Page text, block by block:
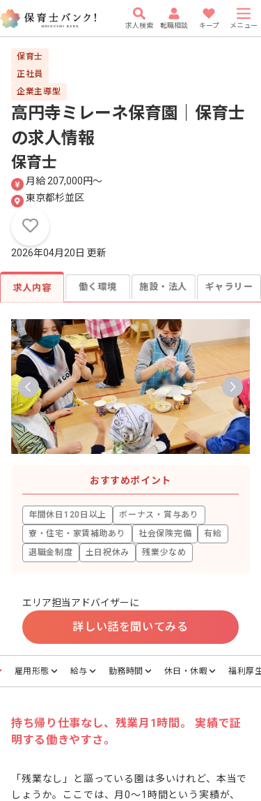
求人検索 転職相談 キープ メニュー
保育士
正社員
企業主導型
高円寺ミレーネ保育園｜保育士
の求人情報
保育士
月給 207,000円〜
東京都杉並区
2026年04月20日 更新
求人内容 働く環境 施設・法人 ギャラリー
おすすめポイント
年間休日120日以上
ボーナス・賞与あり
寮・住宅・家賃補助あり
社会保険完備
有給
退職金制度
土日祝休み 残業少なめ
エリア担当アドバイザーに
詳しい話を聞いてみる
雇用形態 給与 勤務時間 休日・休暇 福利厚生
持ち帰り仕事なし、残業月1時間。 実績で証
明する働きやすさ。
「残業なし」と謳っている園は多いけれど、本当で
しょうか。ここでは、月0～1時間という実績が、